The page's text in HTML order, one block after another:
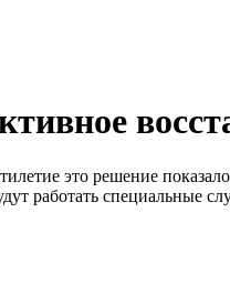
это решение
работать специальные